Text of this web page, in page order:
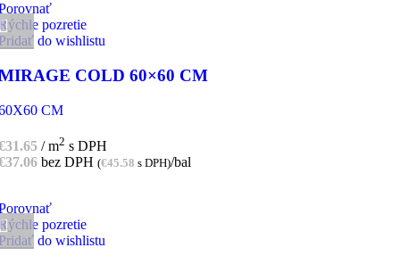
pozretie
do wishlistu
COLD 60×60 CM
CM
31.65 / m2 s DPH
37.06 bez DPH (€45.58 s DPH)/bal
pozretie
do wishlistu